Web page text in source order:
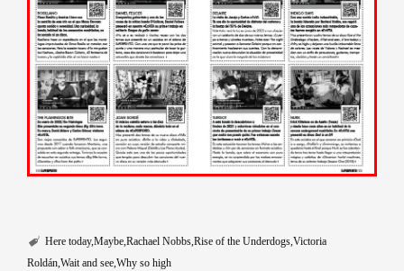
Here today Maybe Rachael Nobbs Rise of the Underdogs Victoria
Roldán Wait and see Why so high